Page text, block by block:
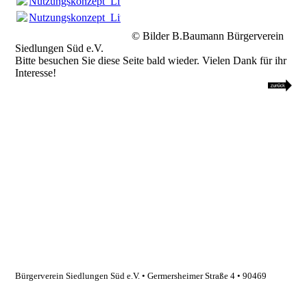
Nutzungskonzept_Litfaßsäule_20250101_01.pdf
© Bilder B.Baumann Bürgerverein
Siedlungen Süd e.V.
Bitte besuchen Sie diese Seite bald wieder. Vielen Dank für ihr
Interesse!
Bürgerverein Siedlungen Süd e.V. • Germersheimer Straße 4• 90469